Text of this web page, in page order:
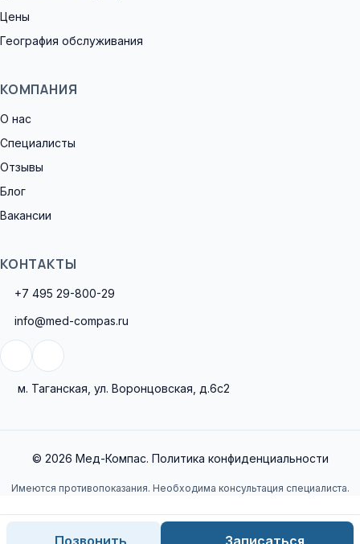
Цены
География обслуживания
КОМПАНИЯ
О нас
Специалисты
Отзывы
Блог
Вакансии
КОНТАКТЫ
+7 495 29-800-29
info@med-compas.ru
м. Таганская, ул. Воронцовская, д.6с2
© 2026 Мед-Компас. Политика конфиденциальности
Имеются противопоказания. Необходима консультация специалиста.
Позвонить Записаться